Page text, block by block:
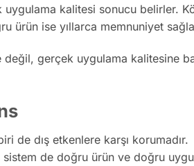
kalitesi sonucu belirler.
ürün ise yıllarca memnuniyet
gerçek uygulama kalitesine
de dış etkenlere karşı korumadır.
sistem de doğru ürün ve doğru